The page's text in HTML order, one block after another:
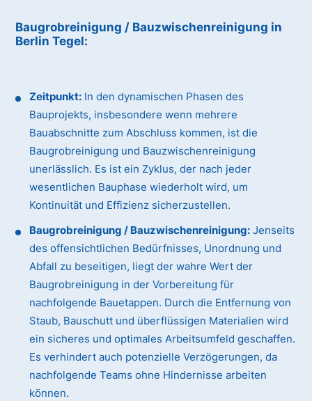
Baugrobreinigung / Bauzwischenreinigung in
Berlin Tegel:
Zeitpunkt: In den dynamischen Phasen des
Bauprojekts, insbesondere wenn mehrere
Bauabschnitte zum Abschluss kommen, ist die
Baugrobreinigung und Bauzwischenreinigung
unerlässlich. Es ist ein Zyklus, der nach jeder
wesentlichen Bauphase wiederholt wird, um
Kontinuität und Effizienz sicherzustellen.
Baugrobreinigung / Bauzwischenreinigung: Jenseits
des offensichtlichen Bedürfnisses, Unordnung und
Abfall zu beseitigen, liegt der wahre Wert der
Baugrobreinigung in der Vorbereitung für
nachfolgende Bauetappen. Durch die Entfernung von
Staub, Bauschutt und überflüssigen Materialien wird
ein sicheres und optimales Arbeitsumfeld geschaffen.
Es verhindert auch potenzielle Verzögerungen, da
nachfolgende Teams ohne Hindernisse arbeiten
können.